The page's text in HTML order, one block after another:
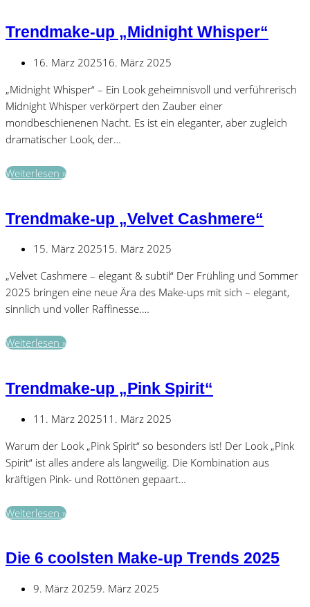
Caramel“
Trendmake-up „Midnight Whisper“
16. März 202516. März 2025
„Midnight Whisper“ – Ein Look geheimnisvoll und verführerisch
Midnight Whisper verkörpert den Zauber einer
mondbeschienenen Nacht. Es ist ein eleganter, aber zugleich
dramatischer Look, der…
Weiterlesen »Trendmake-
Whisper“
Trendmake-up „Velvet Cashmere“
15. März 202515. März 2025
„Velvet Cashmere – elegant & subtil“ Der Frühling und Sommer
2025 bringen eine neue Ära des Make-ups mit sich – elegant,
sinnlich und voller Raffinesse.…
Weiterlesen »Trendmake-
Cashmere“
Trendmake-up „Pink Spirit“
11. März 202511. März 2025
Warum der Look „Pink Spirit“ so besonders ist! Der Look „Pink
Spirit“ ist alles andere als langweilig. Die Kombination aus
kräftigen Pink- und Rottönen gepaart…
Weiterlesen »Trendmake-
Spirit“
Die 6 coolsten Make-up Trends 2025
9. März 20259. März 2025